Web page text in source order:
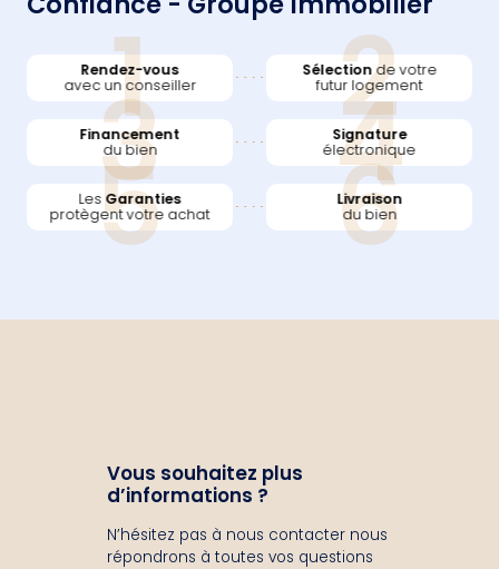
Rendez-vous
avec un conseiller
1 Sélectionde votre
futur logement
2
Financement
du bien
3
Signature
électronique
4
Les Garanties
protègent votre achat
5
Livraison
du bien
6
Vous souhaitez plus
d’informations ?
N’hésitez pas à nous contacter nous
répondrons à toutes vos questions